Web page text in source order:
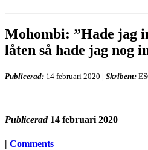
Mohombi: ”Hade jag
låten så hade jag nog
Publicerad: 14 februari 2020 | Skribent:
Publicerad 14 februari 2020
| Comments